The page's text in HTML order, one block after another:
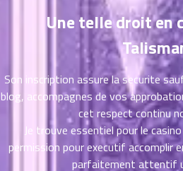
Une telle droit en
Son inscription assure la securite
blog, accompagnes de vos
cet respect continu
Je trouve essentiel pour le
permission pour executif accomplir
parfaitement attentif
12
ตอน
13